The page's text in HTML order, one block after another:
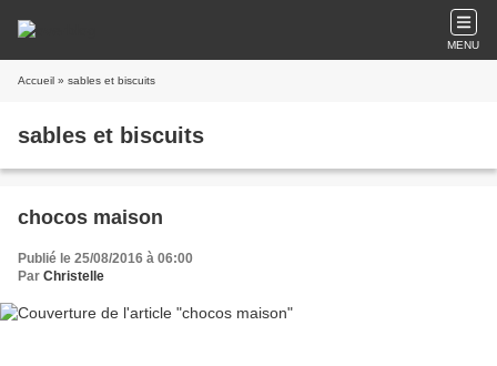
MENU
Accueil » sables et biscuits
sables et biscuits
chocos maison
Publié le 25/08/2016 à 06:00
Par Christelle